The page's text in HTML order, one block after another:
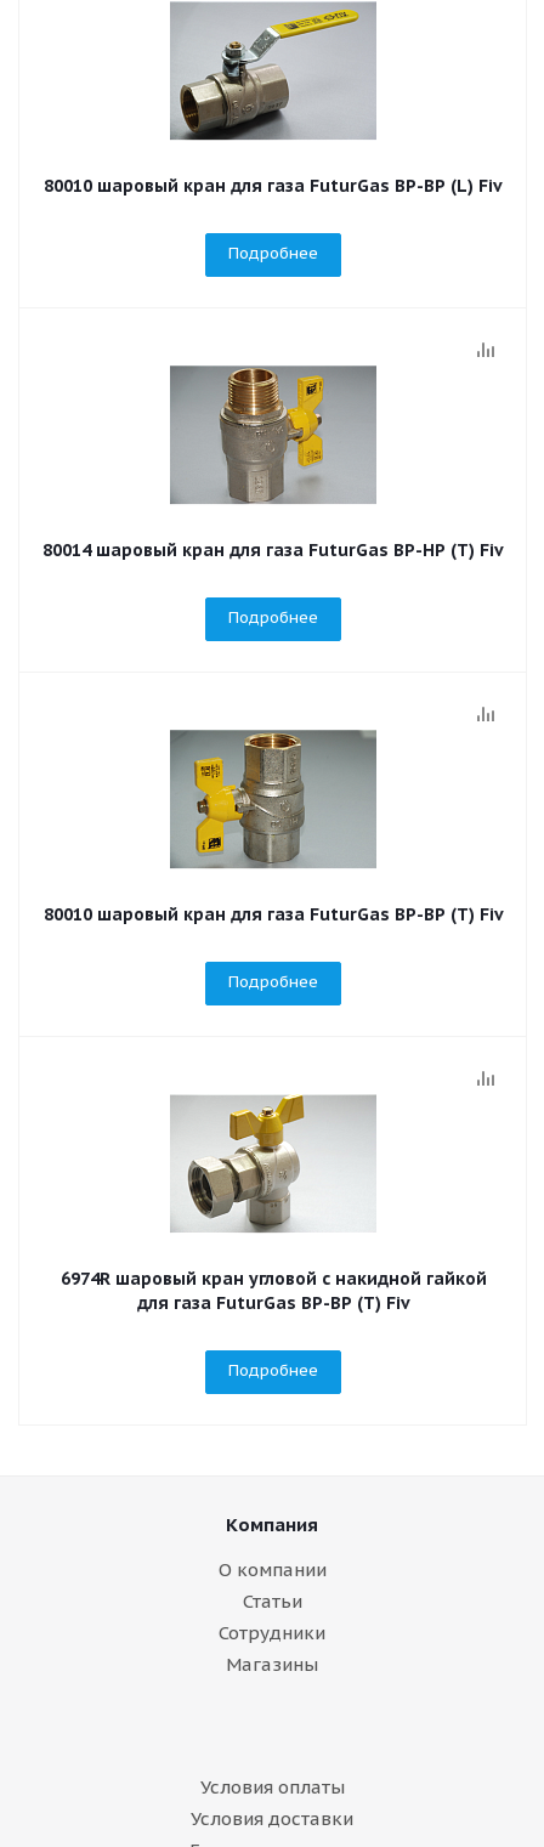
80010 шаровый кран для газа FuturGas ВР-ВР (L) Fiv
Подробнее
80014 шаровый кран для газа FuturGas ВР-НР (Т) Fiv
Подробнее
80010 шаровый кран для газа FuturGas ВР-ВР (Т) Fiv
Подробнее
6974R шаровый кран угловой с накидной гайкой
для газа FuturGas ВР-ВР (Т) Fiv
Подробнее
Компания
О компании
Статьи
Сотрудники
Магазины
Условия оплаты
Условия доставки